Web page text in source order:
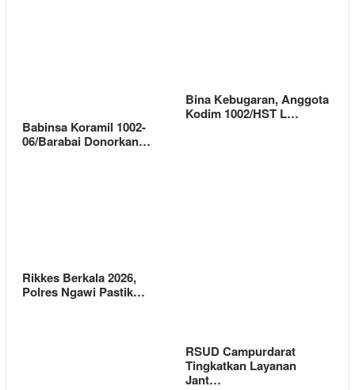
Babinsa Koramil 1002-
06/Barabai Donorkan…
Bina Kebugaran, Anggota
Kodim 1002/HST L…
Rikkes Berkala 2026,
Polres Ngawi Pastik…
RSUD Campurdarat
Tingkatkan Layanan
Jant…